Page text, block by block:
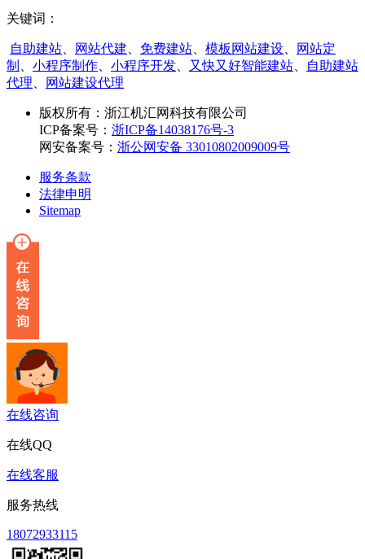
关键词：
自助建站 网站代建 免费建站 模板网站建设
网站定
制
小程序制作 小程序开发 又快又好智能建站
自助建站
代理
网站建设代理
版权所有： 浙江机汇网科技有限公司
ICP备案号： 浙ICP备14038176号-3
网安备案号： 浙公网安备 33010802009009号
服务条款
法律申明
Sitemap
在线咨询
在线QQ
在线客服
服务热线
18072933115